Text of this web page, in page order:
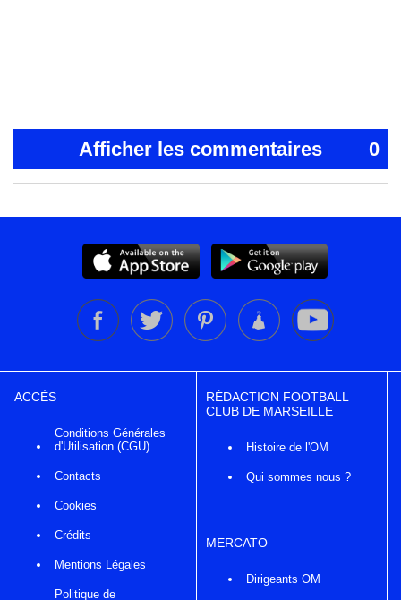
Afficher les commentaires 0
ACCÈS
Conditions Générales
d'Utilisation (CGU)
Contacts
Cookies
Crédits
Mentions Légales
Politique de
RÉDACTION FOOTBALL
CLUB DE MARSEILLE
Histoire de l'OM
Qui sommes nous ?
MERCATO
Dirigeants OM